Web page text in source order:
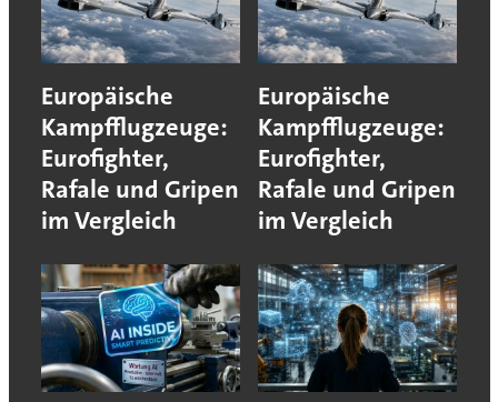
Europäische
Kampfflugzeuge:
Eurofighter,
Rafale und Gripen
im Vergleich
Europäische
Kampfflugzeuge:
Eurofighter,
Rafale und Gripen
im Vergleich